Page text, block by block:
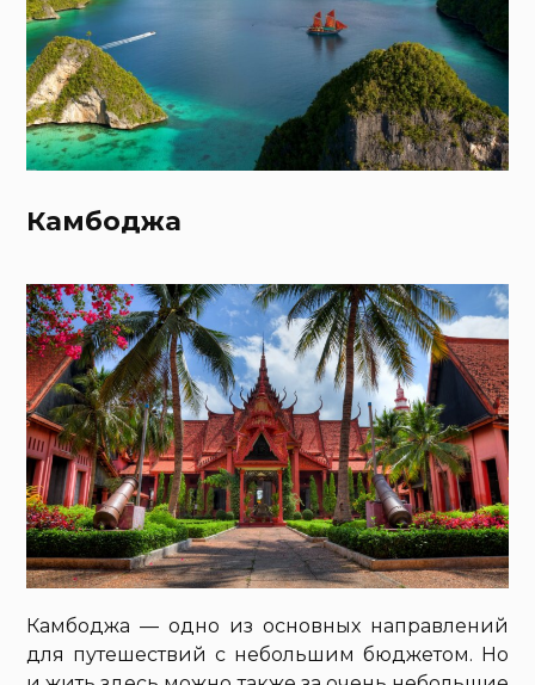
Камбоджа
Камбоджа — одно из основных направлений
для путешествий с небольшим бюджетом. Но